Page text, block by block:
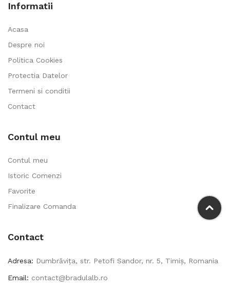
Informatii
Acasa
Despre noi
Politica Cookies
Protectia Datelor
Termeni si conditii
Contact
Contul meu
Contul meu
Istoric Comenzi
Favorite
Finalizare Comanda
Contact
Adresa: Dumbrăvița, str. Petofi Sandor, nr. 5, Timiș, Romania
Email: contact@bradulalb.ro